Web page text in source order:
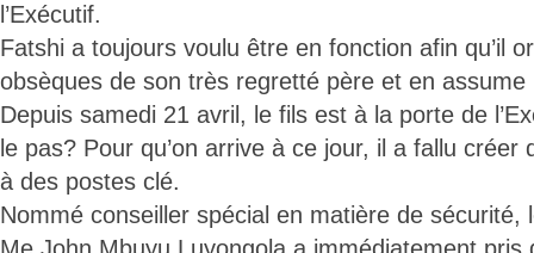
l’Exécutif.
Fatshi a toujours voulu être en fonction afin qu’il
obsèques de son très regretté père et en assume
Depuis samedi 21 avril, le fils est à la porte de
le pas? Pour qu’on arrive à ce jour, il a fallu créer
à des postes clé.
Nommé conseiller spécial en matière de sécurité,